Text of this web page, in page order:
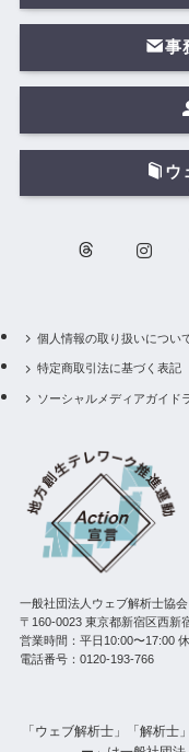
事
ウ
個人情報の取り扱いについ
特定商取引法に基づく表記
ソーシャルメディアガイド
一般社団法人ウェブ解析士協会
〒160-0023 東京都新宿区西新
営業時間：平日10:00〜17:00
電話番号：0120-193-766
「ウェブ解析士」「解析士